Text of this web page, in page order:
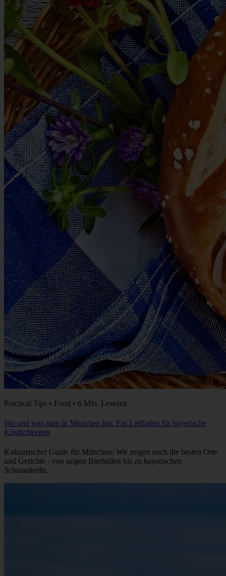
Practical Tips • Food • 6 Min. Lesezeit
Wo und was man in München isst: Ein Leitfaden für bayerische
Köstlichkeiten
Kulinarischer Guide für München: Wir zeigen euch die besten Orte
und Gerichte - von urigen Bierhallen bis zu bayerischen
Schmankerln.